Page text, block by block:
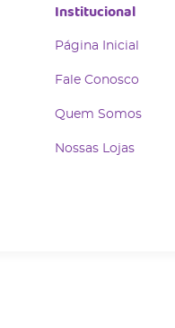
Institucional
Página Inicial
Fale Conosco
Quem Somos
Nossas Lojas